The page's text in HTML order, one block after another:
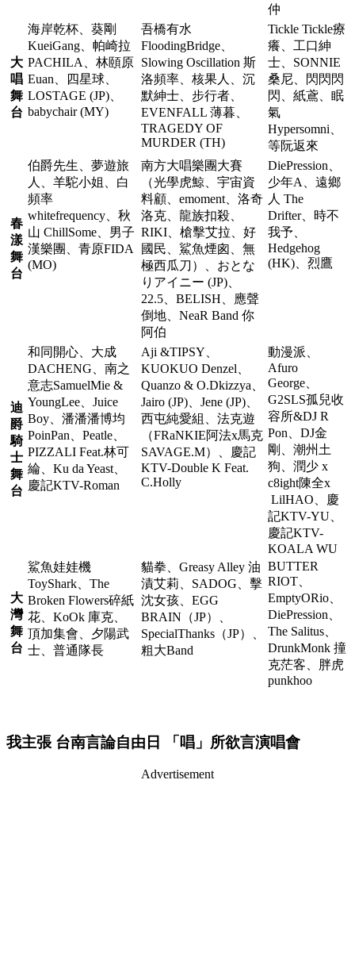
仲
大
唱
舞
台
海岸乾杯、葵剛
KueiGang、帕崎拉
PACHILA、林頤原
Euan、四星球、
LOSTAGE (JP)、
babychair (MY)
吾橋有水
FloodingBridge、
Slowing Oscillation 斯
洛頻率、核果人、沉
默紳士、步行者、
EVENFALL 薄暮、
TRAGEDY OF
MURDER (TH)
Tickle Tickle療
癢、工口紳
士、SONNIE
桑尼、閃閃閃
閃、紙鳶、眠
氣
Hypersomni、
等阮返來
春
漾
舞
台
伯爵先生、夢遊旅
人、羊駝小姐、白
頻率
whitefrequency、秋
山 ChillSome、男子
漢樂團、青原FIDA
(MO)
南方大唱樂團大賽
（光學虎鯨、宇宙資
料顧、emoment、洛奇
洛克、龍族扣殺、
RIKI、槍擊艾拉、好
國民、鯊魚煙囪、無
極西瓜刀）、おとな
りアイニー (JP)、
22.5、BELISH、應聲
倒地、NeaR Band 你
阿伯
DiePression、
少年A、遠鄉
人 The
Drifter、時不
我予、
Hedgehog
(HK)、烈鷹
迪
爵
騎
士
舞
台
和同開心、大成
DACHENG、南之
意志SamuelMie &
YoungLee、Juice
Boy、潘潘潘博均
PoinPan、Peatle、
PIZZALI Feat.林可
綸、Ku da Yeast、
慶記KTV-Roman
Aji &TIPSY、
KUOKUO Denzel、
Quanzo & O.Dkizzya、
Jairo (JP)、Jene (JP)、
西屯純愛組、法克遊
（FRaNKIE阿法x馬克
SAVAGE.M）、慶記
KTV-Double K Feat.
C.Holly
動漫派、
Afuro
George、
G2SLS孤兒收
容所&DJ R
Pon、DJ金
剛、潮州土
狗、潤少 x
c8ight陳全x
LilHAO、慶
記KTV-YU、
慶記KTV-
KOALA WU
大
灣
舞
台
鯊魚娃娃機
ToyShark、The
Broken Flowers碎紙
花、KoOk 庫克、
頂加集會、夕陽武
士、普通隊長
貓拳、Greasy Alley 油
漬艾莉、SADOG、擊
沈女孩、EGG
BRAIN（JP）、
SpecialThanks（JP）、
粗大Band
BUTTER
RIOT、
EmptyORio、
DiePression、
The Salitus、
DrunkMonk 撞
克茫客、胖虎
punkhoo
我主張 台南言論自由日 「唱」所欲言演唱會
Advertisement